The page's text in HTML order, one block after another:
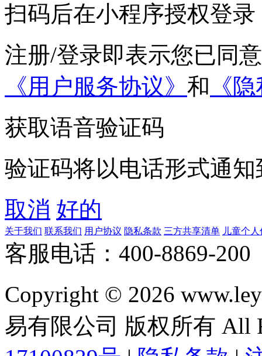
扫码后在小程序授权登录
注册/登录即表示您已同
《用户服务协议》 和 《
获取语音验证码
验证码将以电话形式通
取消 好的
关于我们 联系我们 用户协议 隐私条款 三方共享清单 儿童个
客服电话：400-8869-200
Copyright © 2026
易有限公司 版权所有 All